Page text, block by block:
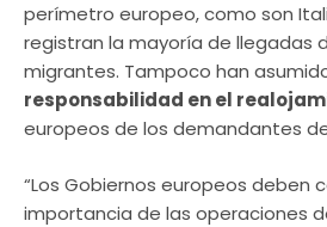
perímetro europeo, como son
registran la mayoría de llegadas
migrantes. Tampoco han
responsabilidad en el
europeos de los demandantes
“Los Gobiernos europeos deben
importancia de las operaciones